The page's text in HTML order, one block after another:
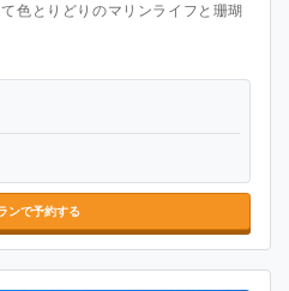
色とりどりのマリンライフと珊瑚
ンで予約する